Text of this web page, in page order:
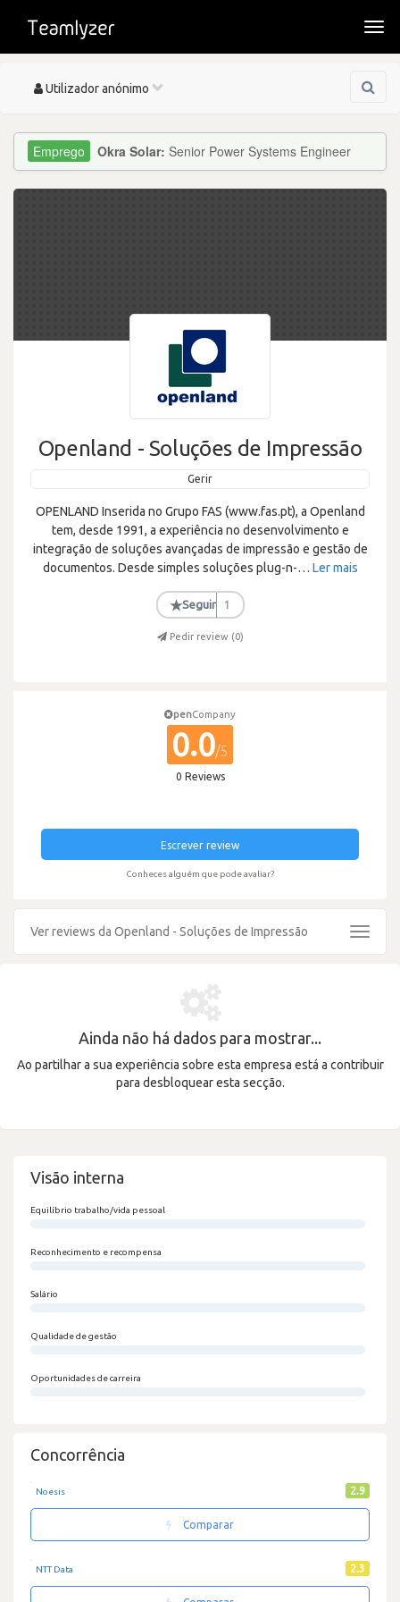
Toggle
Utilizador anónimo
Okra Solar: Senior Power Systems Engineer
Openland - Soluções de Impressão
Gerir
OPENLAND Inserida no Grupo FAS (www.fas.pt), a Openland
tem, desde 1991, a experiência no desenvolvimento e
integração de soluções avançadas de impressão e gestão de
documentos. Desde simples soluções plug-n-… Ler mais
★Seguir 1
Pedir review (0)
penCompany
0.0/5
0 Reviews
Escrever review
Conheces alguém que pode avaliar?
Ver reviews da Openland - Soluções de Impressão
Toggle
Ainda não há dados para mostrar...
Ao partilhar a sua experiência sobre esta empresa está a contribuir
para desbloquear esta secção.
Visão interna
Equilíbrio trabalho/vida pessoal
Reconhecimento e recompensa
Salário
Qualidade de gestão
Oportunidades de carreira
Concorrência
Noesis 2.9
Comparar
NTT Data 2.3